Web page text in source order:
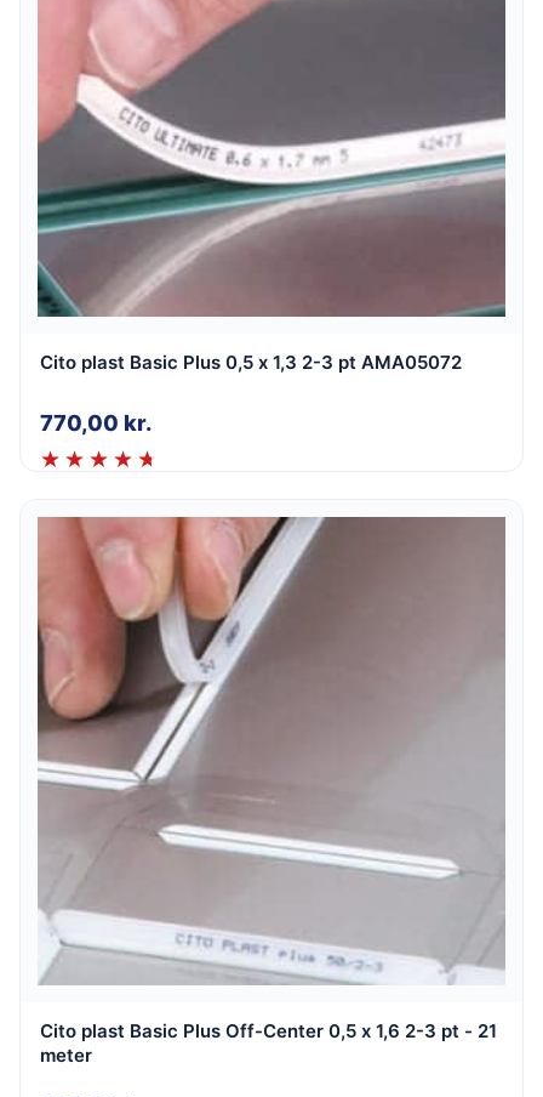
Cito plast Basic Plus 0,5 x 1,3 2-3 pt AMA05072
770,00 kr.
Cito plast Basic Plus Off-Center 0,5 x 1,6 2-3 pt - 21
meter